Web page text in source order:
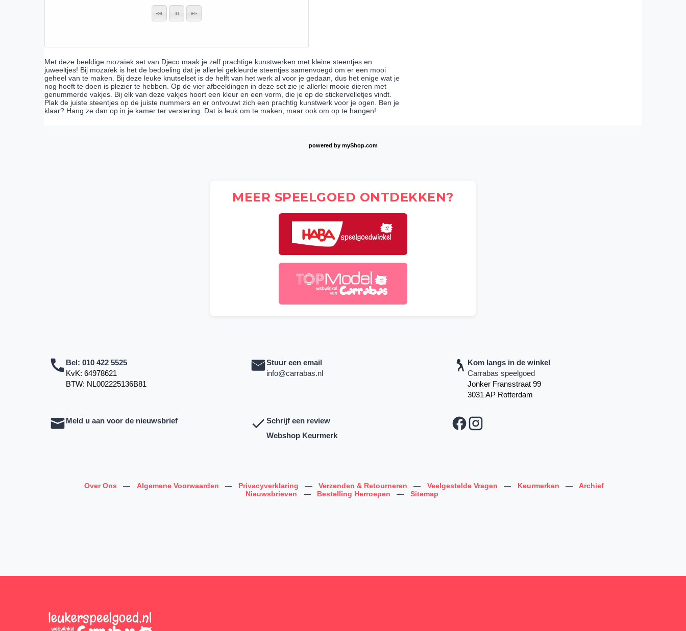
Met deze beeldige mozaïek set van Djeco maak je zelf prachtige kunstwerken met kleine steentjes en
juweeltjes! Bij mozaïek is het de bedoeling dat je allerlei gekleurde steentjes samenvoegd om er een mooi
geheel van te maken. Bij deze leuke knutselset is de helft van het werk al voor je gedaan, dus het enige wat je
nog hoeft te doen is plezier te hebben. Op de vier afbeeldingen in deze set zie je allerlei mooie dieren met
genummerde vakjes. Bij elk van deze vakjes hoort een kleur en een vorm, die je op de stickervelletjes vindt.
Plak de juiste steentjes op de juiste nummers en er ontvouwt zich een prachtig kunstwerk voor je ogen. Ben je
klaar? Hang ze dan op in je kamer ter versiering. Dat is leuk om te maken, maar ook om op te hangen!
powered by myShop.com
MEER SPEELGOED ONTDEKKEN?
Bel: 010 422 5525
KvK: 64978621
BTW: NL002225136B81
Stuur een email
info@carrabas.nl
Kom langs in de winkel
Carrabas speelgoed
Jonker Fransstraat 99
3031 AP Rotterdam
Meld u aan voor de nieuwsbrief
Schrijf een review
Webshop Keurmerk
Over Ons — Algemene Voorwaarden — Privacyverklaring — Verzenden & Retourneren — Veelgestelde Vragen — Keurmerken —
Archief
Nieuwsbrieven
— Bestelling Herroepen — Sitemap